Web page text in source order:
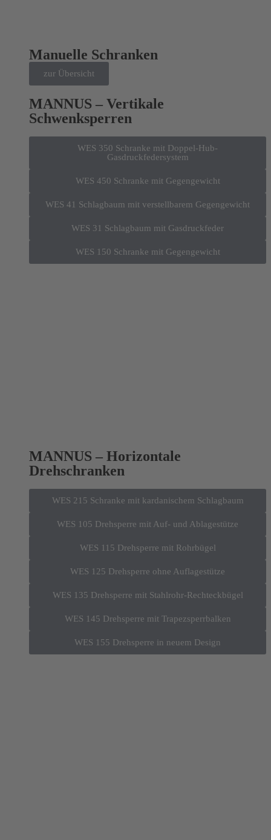
Manuelle Schranken
zur Übersicht
MANNUS – Vertikale
Schwenksperren
WES 350 Schranke mit Doppel-Hub-
Gasdruckfedersystem
WES 450 Schranke mit Gegengewicht
WES 41 Schlagbaum mit verstellbarem Gegengewicht
WES 31 Schlagbaum mit Gasdruckfeder
WES 150 Schranke mit Gegengewicht
MANNUS – Horizontale
Drehschranken
WES 215 Schranke mit kardanischem Schlagbaum
WES 105 Drehsperre mit Auf- und Ablagestütze
WES 115 Drehsperre mit Rohrbügel
WES 125 Drehsperre ohne Auflagestütze
WES 135 Drehsperre mit Stahlrohr-Rechteckbügel
WES 145 Drehsperre mit Trapezsperrbalken
WES 155 Drehsperre in neuem Design